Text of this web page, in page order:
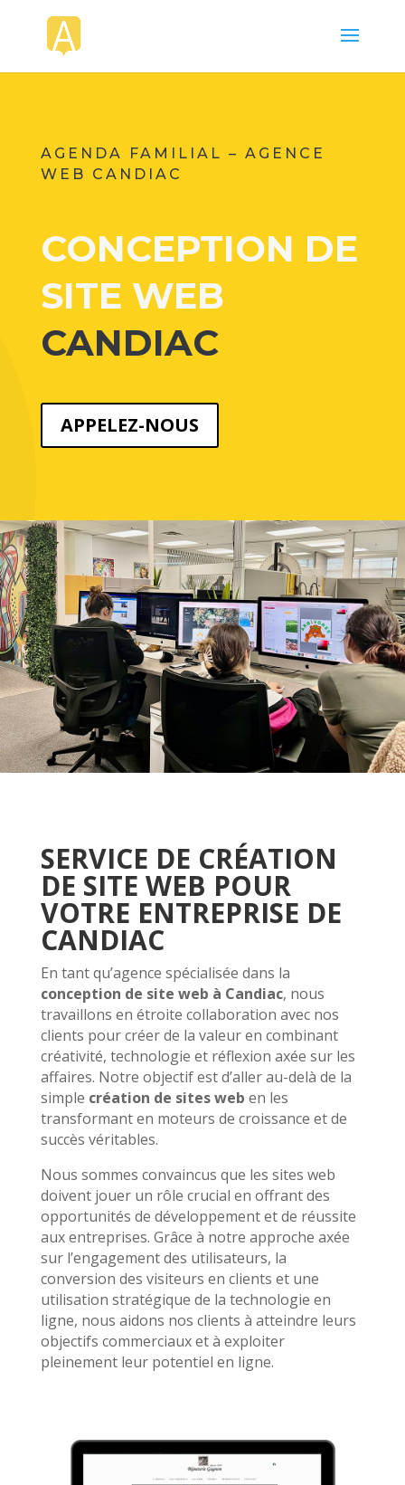
AGENDA FAMILIAL – AGENCE
WEB CANDIAC
CONCEPTION DE
SITE WEB
CANDIAC
APPELEZ-NOUS
SERVICE DE CRÉATION
DE SITE WEB POUR
VOTRE ENTREPRISE DE
CANDIAC
En tant qu’agence spécialisée dans la
conception de site web à Candiac, nous
travaillons en étroite collaboration avec nos
clients pour créer de la valeur en combinant
créativité, technologie et réflexion axée sur les
affaires. Notre objectif est d’aller au-delà de la
simple création de sites web en les
transformant en moteurs de croissance et de
succès véritables.
Nous sommes convaincus que les sites web
doivent jouer un rôle crucial en offrant des
opportunités de développement et de réussite
aux entreprises. Grâce à notre approche axée
sur l’engagement des utilisateurs, la
conversion des visiteurs en clients et une
utilisation stratégique de la technologie en
ligne, nous aidons nos clients à atteindre leurs
objectifs commerciaux et à exploiter
pleinement leur potentiel en ligne.